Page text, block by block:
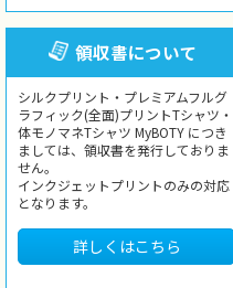
領収書について
シルクプリント・プレミアムフルグ
ラフィック(全面)プリントTシャツ・
体モノマネTシャツ MyBOTY につき
ましては、領収書を発行しておりま
せん。
インクジェットプリントのみの対応
となります。
詳しくはこちら